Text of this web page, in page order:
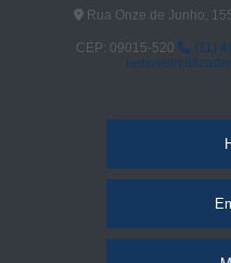
Rua Onze de Junho,
CEP: 09015-520
(11)